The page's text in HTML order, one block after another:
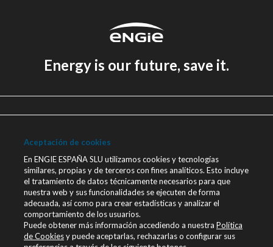
Energy is our future, save it.
Aviso legal
Política de Privacidad
Política de cookies
Canal Ético
Únete a nosotros
Blog ENGIE
Sala de Prensa
Aceptación de cookies
En ENGIE ESPAÑA SLU utilizamos cookies y tecnologías
similares, propias y de terceros con fines analíticos. Esto incluye
el tratamiento de datos técnicamente necesarios para que
nuestra web y sus funcionalidades se ejecuten de forma
adecuada, así como para crear estadísticas y analizar el
comportamiento de los usuarios.
Puede obtener más información accediendo a nuestra Política
de Cookiesy puede aceptarlas, rechazarlas o configurar sus